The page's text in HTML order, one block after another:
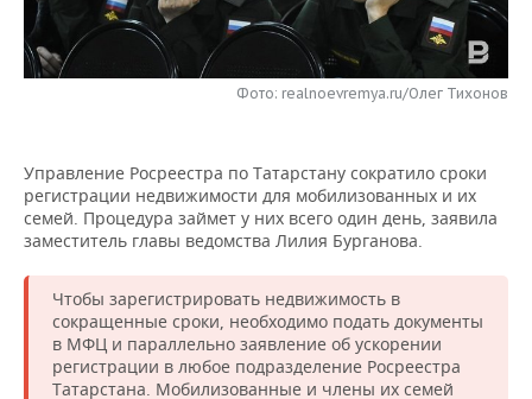
НЕФТЕХИМИЯ
НЕФТЬ
ЭНЕРГЕТИКА
РОЗНИЧНАЯ ТОРГОВЛЯ
НОВОСТИ ТЕХНОЛОГИЙ
ТЕЛЕКОММУНИКАЦИИ
МЕРОПРИЯТИЯ
НОВОСТИ МЕРОПРИЯТИЙ
БИЗНЕС-БРАНЧИ
ОТКРЫТАЯ ЛЕКЦИЯ
ФУТБОЛ
БАСКЕТБОЛ
ВОЛЕЙБОЛ
НОВОСТИ ОБЩЕСТВА
ИНФРАСТРУКТУРА
ИСТОРИЯ
ФОТОГАЛЕРЕЯ
СПРАВОЧНИК
СПИСОК ПЕРСОН
ПОЛНАЯ ВЕРСИЯ
Фото: realnoevremya.ru/Олег Тихонов
Управление Росреестра по Татарстану сократило сроки
регистрации недвижимости для мобилизованных и их
семей. Процедура займет у них всего один день, заявила
заместитель главы ведомства Лилия Бурганова.
Чтобы зарегистрировать недвижимость в
сокращенные сроки, необходимо подать документы
в МФЦ и параллельно заявление об ускорении
регистрации в любое подразделение Росреестра
Татарстана. Мобилизованные и члены их семей